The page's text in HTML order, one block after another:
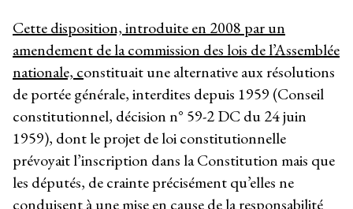
Cette disposition, introduite en 2008 par un
amendement de la commission des lois de l’Assemblée
nationale, constituait une alternative aux résolutions
de portée générale, interdites depuis 1959 (Conseil
constitutionnel, décision n° 59-2 DC du 24 juin
1959), dont le projet de loi constitutionnelle
prévoyait l’inscription dans la Constitution mais que
les députés, de crainte précisément qu’elles ne
conduisent à une mise en cause de la responsabilité